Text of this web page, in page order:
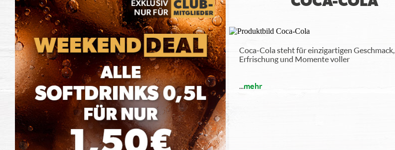
Coca-Cola steht für einzigartigen Geschmack,
Erfrischung und Momente voller
...mehr